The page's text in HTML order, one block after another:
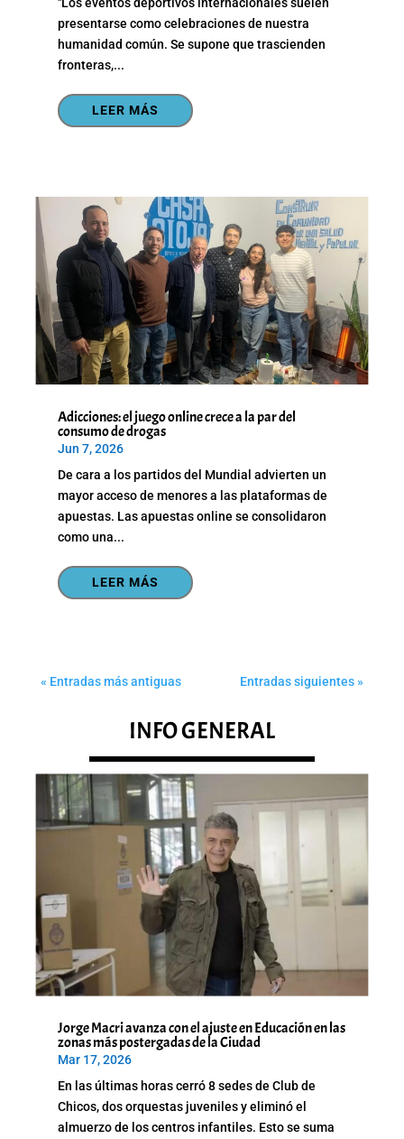
presentarse como celebraciones de nuestra
humanidad común. Se supone que trascienden
fronteras,...
LEER MÁS
Adicciones: el juego online crece a la par del
consumo de drogas
Jun 7, 2026
De cara a los partidos del Mundial advierten un
mayor acceso de menores a las plataformas de
apuestas. Las apuestas online se consolidaron
como una...
LEER MÁS
« Entradas más antiguas Entradas siguientes »
INFO GENERAL
Jorge Macri avanza con el ajuste en Educación en las
zonas más postergadas de la Ciudad
Mar 17, 2026
En las últimas horas cerró 8 sedes de Club de
Chicos, dos orquestas juveniles y eliminó el
almuerzo de los centros infantiles. Esto se suma